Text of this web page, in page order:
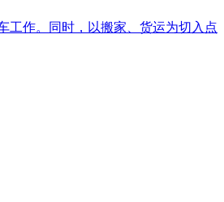
工作。同时，以搬家、货运为切入点